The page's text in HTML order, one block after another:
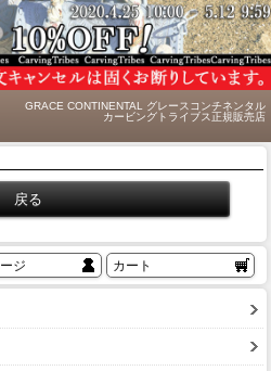
GRACE CONTINENTAL グレースコンチネンタル
カービングトライブス正規販売店
ジ カート